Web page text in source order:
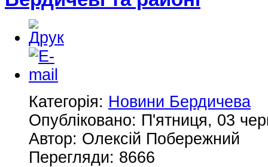
Категорія: Новини Бердичева
Опубліковано: П'ятниця, 03
Автор: Олексій Побережний
Перегляди: 8666